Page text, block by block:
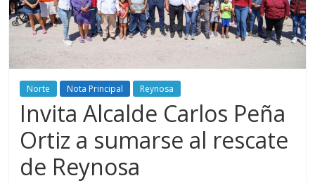
Norte Nota Principal Reynosa
Invita Alcalde Carlos Peña
Ortiz a sumarse al rescate
de Reynosa